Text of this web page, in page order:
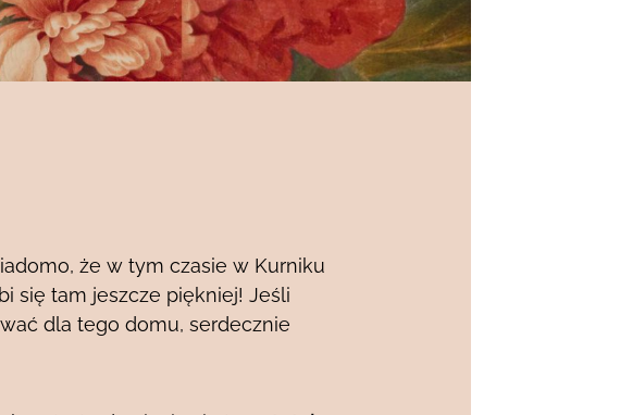
że w tym czasie w Kurniku
się tam jeszcze piękniej! Jeśli
dla tego domu, serdecznie